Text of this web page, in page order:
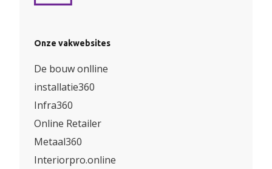
Onze vakwebsites
De bouw onlline
installatie360
Infra360
Online Retailer
Metaal360
Interiorpro.online